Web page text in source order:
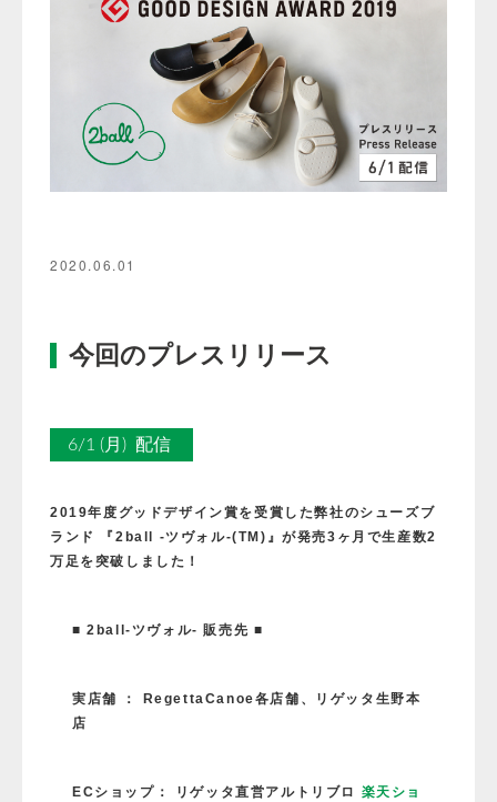
2020.06.01
今回のプレスリリース
6/1 (月) 配信
2019年度グッドデザイン賞を受賞した弊社のシューズブ
ランド 『2ball -ツヴォル-(TM)』が発売3ヶ月で生産数2
万足を突破しました！
■ 2ball-ツヴォル- 販売先 ■
実店舗 ： RegettaCanoe各店舗、リゲッタ生野本
店
ECショップ： リゲッタ直営アルトリブロ 楽天ショ